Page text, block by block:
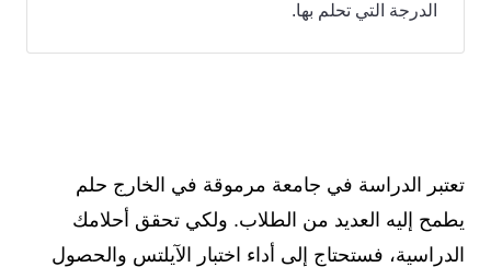
الدرجة التي تحلم بها.
تعتبر الدراسة في جامعة مرموقة في الخارج حلم
يطمح إليه العديد من الطلاب. ولكي تحقق أحلامك
الدراسية، فستحتاج إلى أداء اختبار الآيلتس والحصول